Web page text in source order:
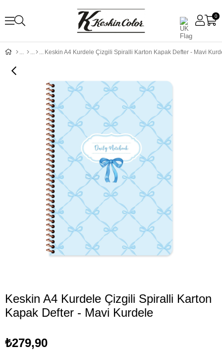
0
Keskin A4 Kurdele Çizgili Spiralli Karton Kapak Defter - Mavi
Keskin A4 Kurdele Çizgili Spiralli Karton
Kapak Defter - Mavi Kurdele
₺279,90